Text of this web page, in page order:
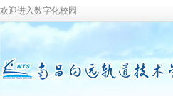
欢迎进入数字化校园